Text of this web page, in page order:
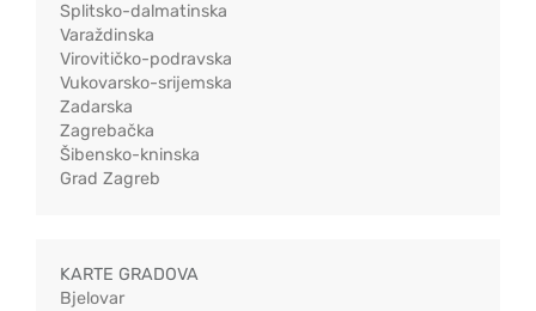
Splitsko-dalmatinska
Varaždinska
Virovitičko-podravska
Vukovarsko-srijemska
Zadarska
Zagrebačka
Šibensko-kninska
Grad Zagreb
KARTE GRADOVA
Bjelovar